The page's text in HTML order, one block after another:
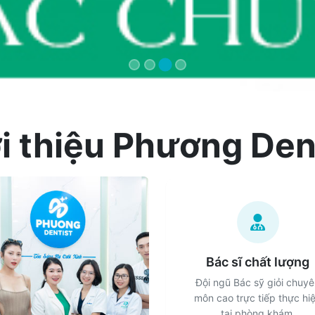
thiệu Phương
Bác sĩ chất lượng
Đội ngũ Bác sỹ giỏi
môn cao trực tiếp thực